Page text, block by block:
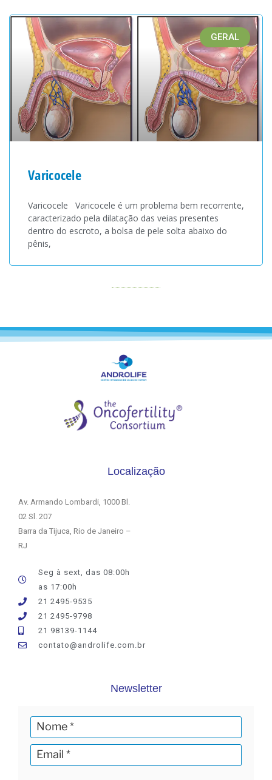
GERAL
Varicocele
Varicocele Varicocele é um problema bem recorrente,
caracterizado pela dilatação das veias presentes
dentro do escroto, a bolsa de pele solta abaixo do
pênis,
Localização
Av. Armando Lombardi, 1000 Bl.
02 Sl. 207
Barra da Tijuca, Rio de Janeiro –
RJ
Seg à sext, das 08:00h
as 17:00h
21 2495-9535
21 2495-9798
21 98139-1144
contato@androlife.com.br
Newsletter